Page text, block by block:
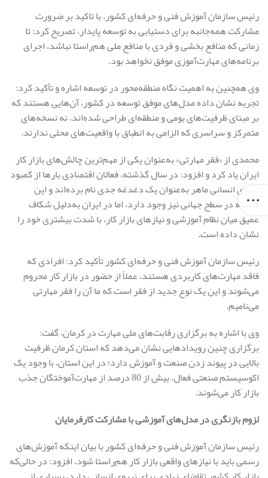
رئیس سازمان آموزش فنی و حرفه‌ای کشور، با تاکید بر ضرورت
مشارکت همه‌جانبه برای دستیابی به توسعه پایدار، تصریح کرد: تا
زمانی که منافع بخشی و فردی با منافع ملی هم‌راستا نباشد، اجرای
برنامه‌های مهارت‌آموزی موفق نخواهد بود.
وی همچنین به اهمیت نگاه منطقه‌محور در توسعه اشاره و تأکید کرد:
تجربه نشان داده مدل‌های موفق توسعه در کشور، آن‌هایی هستند که
بر مبنای ظرفیت‌های بومی و منطقه‌ای طراحی شده‌اند، نه نسخه‌های
متمرکز و سراسری که الزامی به انطباق با واقعیت‌های محلی ندارند.
محمدی از «فقر مهارتی» به‌عنوان یکی از مهم‌ترین چالش‌های بازار کار
ایران یاد کرد و افزود: در سال گذشته، فعالان اقتصادی بارها از کمبود
نیروی انسانی ماهر به‌عنوان یک دغدغه جدی نام برده‌اند و این
مسئله در سطح جهانی نیز وجود دارد، اما در ایران به‌دلیل شکاف
عمیق میان نظام آموزشی و نیازهای بازار کار، با شدت بیشتری خود را
نشان داده است.
رئیس سازمان آموزش فنی و حرفه‌ای کشور تأکید کرد: افرادی که
فاقد مهارت‌های کاربردی هستند، عملاً از حضور در بازار کار محروم
می‌شوند و این یک نوع جدید از فقر است که ما آن را فقر مهارتی
می‌نامیم.
وی با اشاره به برگزاری رقابت‌های ملی مهارت در کرمان، گفت:
برگزاری چنین رویدادهایی نشان می‌دهد که استان کرمان ظرفیت
بالایی در پیوند زدن صنعت و آموزش دارد؛ در این استان، با وجود یک
اکوسیستم صنعتی فعال، بیش از 80 درصد از مهارت‌آموختگان جذب
بازار کار می‌شوند.
لزوم بازنگری در مدل‌های آموزشی با مشارکت کارفرمایان
رئیس سازمان آموزش فنی و حرفه‌ای کشور با بیان اینکه آموزش‌های
رسمی باید با نیازهای واقعی بازار کار هم‌راستا شود، افزود: در حالی‌که